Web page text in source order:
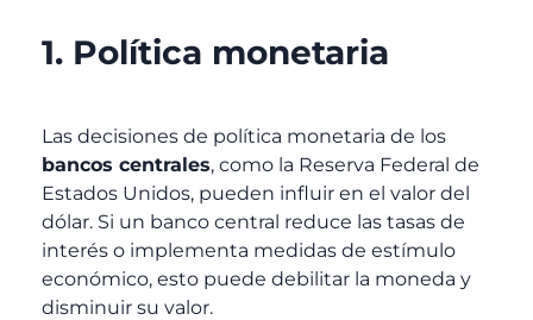
1. Política monetaria
Las decisiones de política monetaria de los
bancos centrales, como la Reserva Federal de
Estados Unidos, pueden influir en el valor del
dólar. Si un banco central reduce las tasas de
interés o implementa medidas de estímulo
económico, esto puede debilitar la moneda y
disminuir su valor.